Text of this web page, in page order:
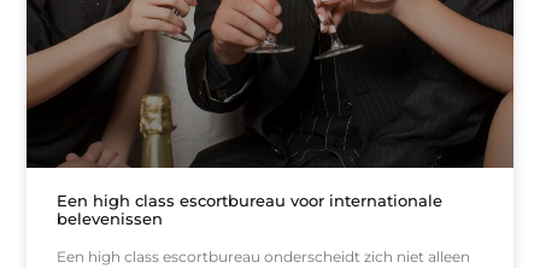
Een high class escortbureau voor internationale
belevenissen
Een high class escortbureau onderscheidt zich niet alleen